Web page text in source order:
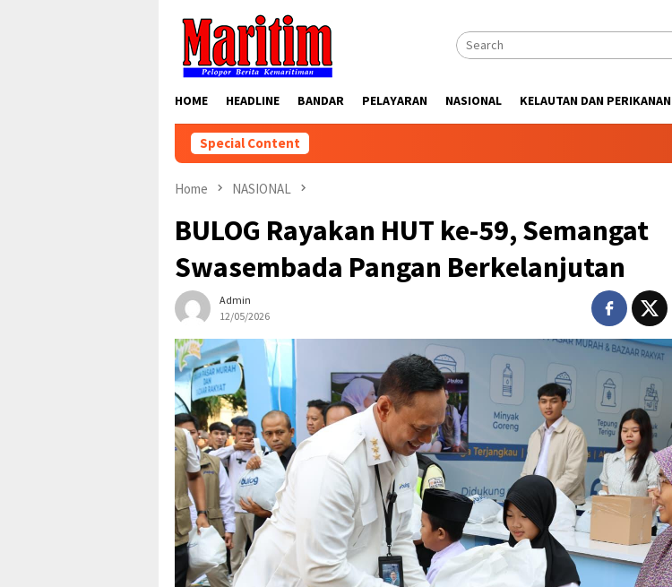
content
HOME HEADLINE BANDAR PELAYARAN NASIONAL KELAUTAN DAN PERIKANAN
Special Content
Home NASIONAL
BULOG Rayakan HUT ke-59, Semangat
Swasembada Pangan Berkelanjutan
Admin
12/05/2026